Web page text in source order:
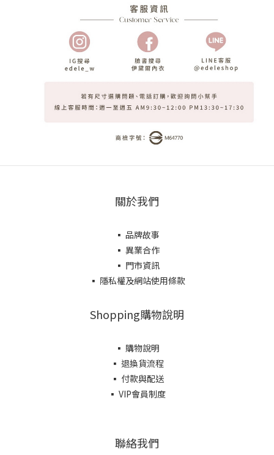
關於我們
▪ 品牌故事
▪ 異業合作
▪ 門市資訊
▪ 隱私權及網站使用條款
Shopping購物說明
▪ 購物說明
▪ 退換貨流程
▪ 付款與配送
▪ VIP會員制度
聯絡我們